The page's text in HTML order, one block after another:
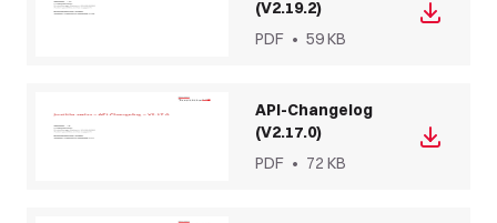
(V2.19.2)
PDF • 59 KB
API-Changelog
(V2.17.0)
PDF • 72 KB